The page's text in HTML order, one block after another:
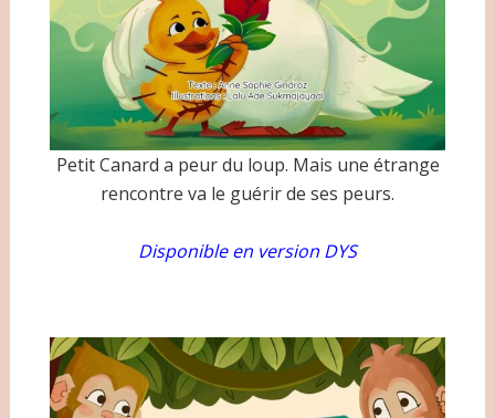
Petit Canard a peur du loup. Mais une étrange
rencontre va le guérir de ses peurs.
Disponible en version DYS